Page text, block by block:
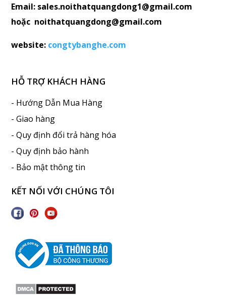
Email: sales.noithatquangdong1@gmail.com
hoặc noithatquangdong@gmail.com
website: congtybanghe.com
HỖ TRỢ KHÁCH HÀNG
- Hướng Dẫn Mua Hàng
- Giao hàng
- Quy định đổi trả hàng hóa
- Quy định bảo hành
- Bảo mật thông tin
KẾT NỐI VỚI CHÚNG TÔI